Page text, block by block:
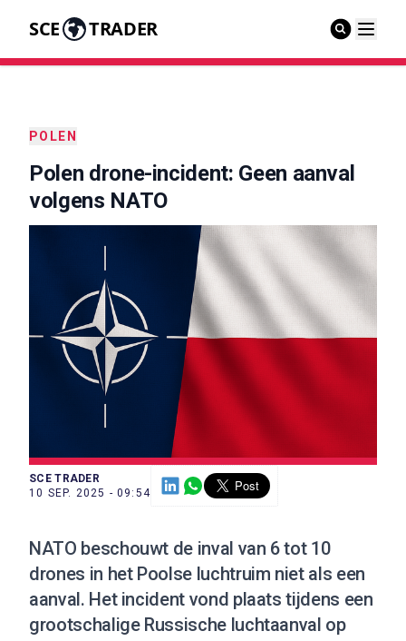
SCE TRADER
POLEN
Polen drone-incident: Geen aanval
volgens NATO
SCE TRADER
10 SEP. 2025 - 09:54
NATO beschouwt de inval van 6 tot 10
drones in het Poolse luchtruim niet als een
aanval. Het incident vond plaats tijdens een
grootschalige Russische luchtaanval op